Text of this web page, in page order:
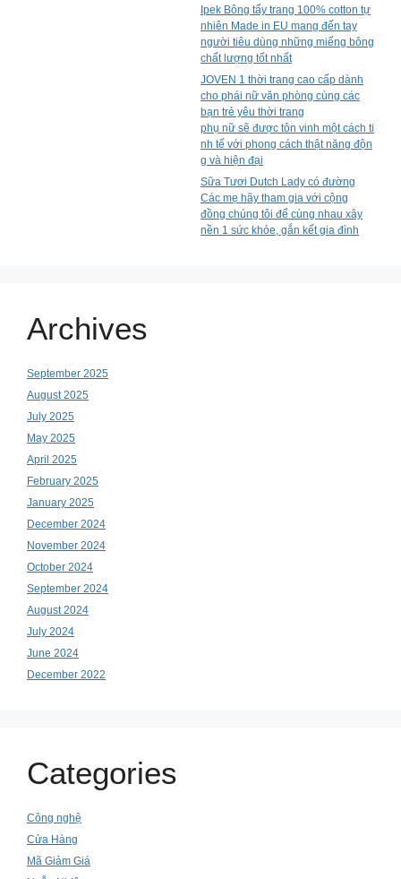
Ipek Bông tẩy trang 100% cotton tự
nhiên Made in EU mang đến tay
người tiêu dùng những miếng bông
chất lượng tốt nhất
JOVEN 1 thời trang cao cấp dành
cho phái nữ văn phòng cùng các
bạn trẻ yêu thời trang
phụ nữ sẽ được tôn vinh một cách ti
nh tế với phong cách thật năng độn
g và hiện đại
Sữa Tươi Dutch Lady có đường
Các mẹ hãy tham gia với cộng
đồng chúng tôi để cùng nhau xây
nền 1 sức khỏe, gắn kết gia đình
Archives
September 2025
August 2025
July 2025
May 2025
April 2025
February 2025
January 2025
December 2024
November 2024
October 2024
September 2024
August 2024
July 2024
June 2024
December 2022
Categories
Công nghệ
Cửa Hàng
Mã Giảm Giá